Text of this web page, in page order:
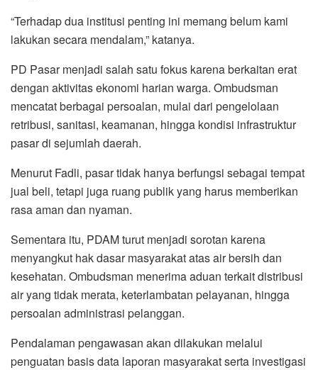
“Terhadap dua institusi penting ini memang belum kami
lakukan secara mendalam,” katanya.
PD Pasar menjadi salah satu fokus karena berkaitan erat
dengan aktivitas ekonomi harian warga. Ombudsman
mencatat berbagai persoalan, mulai dari pengelolaan
retribusi, sanitasi, keamanan, hingga kondisi infrastruktur
pasar di sejumlah daerah.
Menurut Fadli, pasar tidak hanya berfungsi sebagai tempat
jual beli, tetapi juga ruang publik yang harus memberikan
rasa aman dan nyaman.
Sementara itu, PDAM turut menjadi sorotan karena
menyangkut hak dasar masyarakat atas air bersih dan
kesehatan. Ombudsman menerima aduan terkait distribusi
air yang tidak merata, keterlambatan pelayanan, hingga
persoalan administrasi pelanggan.
Pendalaman pengawasan akan dilakukan melalui
penguatan basis data laporan masyarakat serta investigasi